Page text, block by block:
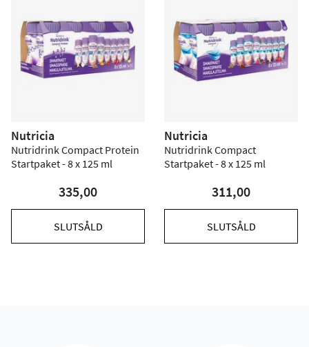
Nutricia
Nutridrink Compact Protein
Startpaket - 8 x 125 ml
335,00
SLUTSÅLD
Nutricia
Nutridrink Compact
Startpaket - 8 x 125 ml
311,00
SLUTSÅLD